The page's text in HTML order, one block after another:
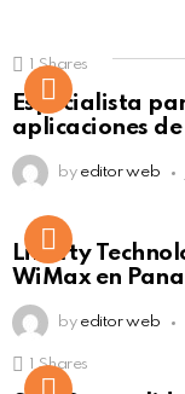
Shares
Especialista
aplicaciones
by editor web
Liberty
WiMax en
by editor web
Shares